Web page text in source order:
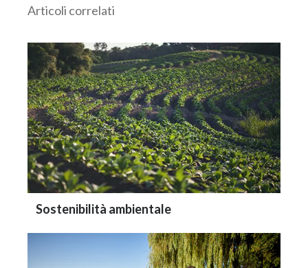
Articoli correlati
Sostenibilità ambientale